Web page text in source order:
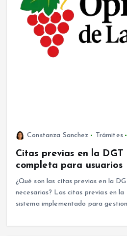
Constanza Sanchez Trámites
Citas previas en la
completa para usuarios
¿Qué son las citas previas en la
necesarias? Las citas previas en la
sistema implementado para